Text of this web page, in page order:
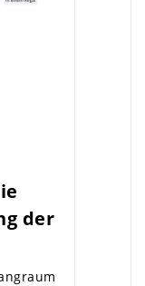
der